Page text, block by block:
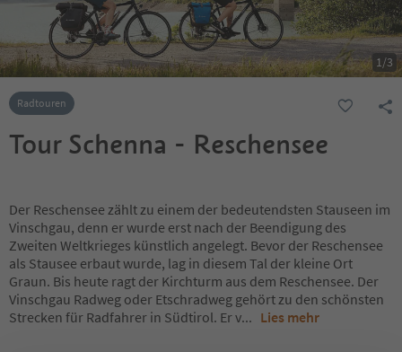
1/3
Radtouren
Tour Schenna - Reschensee
Der Reschensee zählt zu einem der bedeutendsten Stauseen im
Vinschgau, denn er wurde erst nach der Beendigung des
Zweiten Weltkrieges künstlich angelegt. Bevor der Reschensee
als Stausee erbaut wurde, lag in diesem Tal der kleine Ort
Graun. Bis heute ragt der Kirchturm aus dem Reschensee. Der
Vinschgau Radweg oder Etschradweg gehört zu den schönsten
Strecken für Radfahrer in Südtirol. Er v... Lies mehr